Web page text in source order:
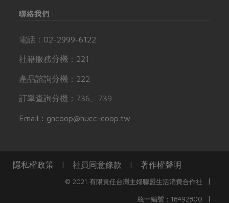
聯絡我們
電話： 02-2999-6122
社籍服務分機：221
產品諮詢分機：222
訂單查詢分機：736、739
Email：gncoop@hucc-coop.tw
隱私權政策 | 社員同意條款 | 著作權聲明
© 2021 有限責任台灣主婦聯盟生活消費合作社 |
統一編號：18492800 |